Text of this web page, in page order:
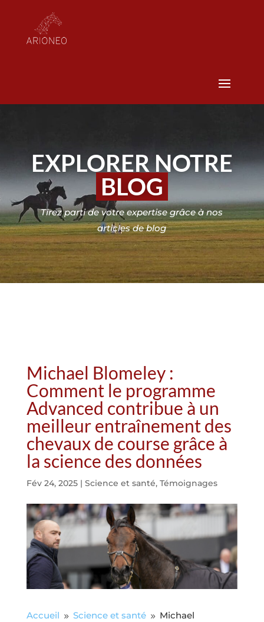
EXPLORER NOTRE
BLOG
Tirez parti de votre expertise grâce à nos
articles de blog
Michael Blomeley :
Comment le programme
Advanced contribue à un
meilleur entraînement des
chevaux de course grâce à
la science des données
Fév 24, 2025| Science et santé, Témoignages
Accueil 9 Science et santé 9 Michael